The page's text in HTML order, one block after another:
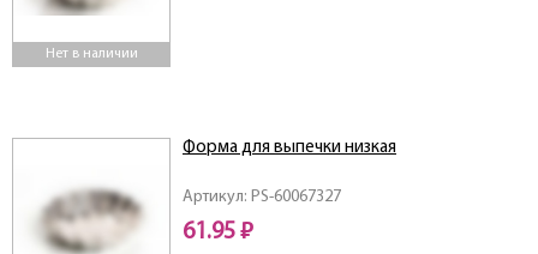
Нет в наличии
Артикул: PS-60067327
Форма для выпечки низкая
61.95 ₽